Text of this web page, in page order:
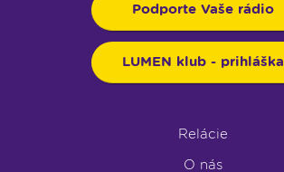
Podporte Vaše rádio
LUMEN klub - prihláška
Relácie
O nás